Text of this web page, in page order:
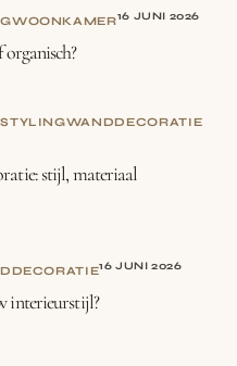
WOONKAMER16 JUNI 2026
STYLINGWANDDECORATIE
stijl, materiaal
16 JUNI 2026
interieurstijl?